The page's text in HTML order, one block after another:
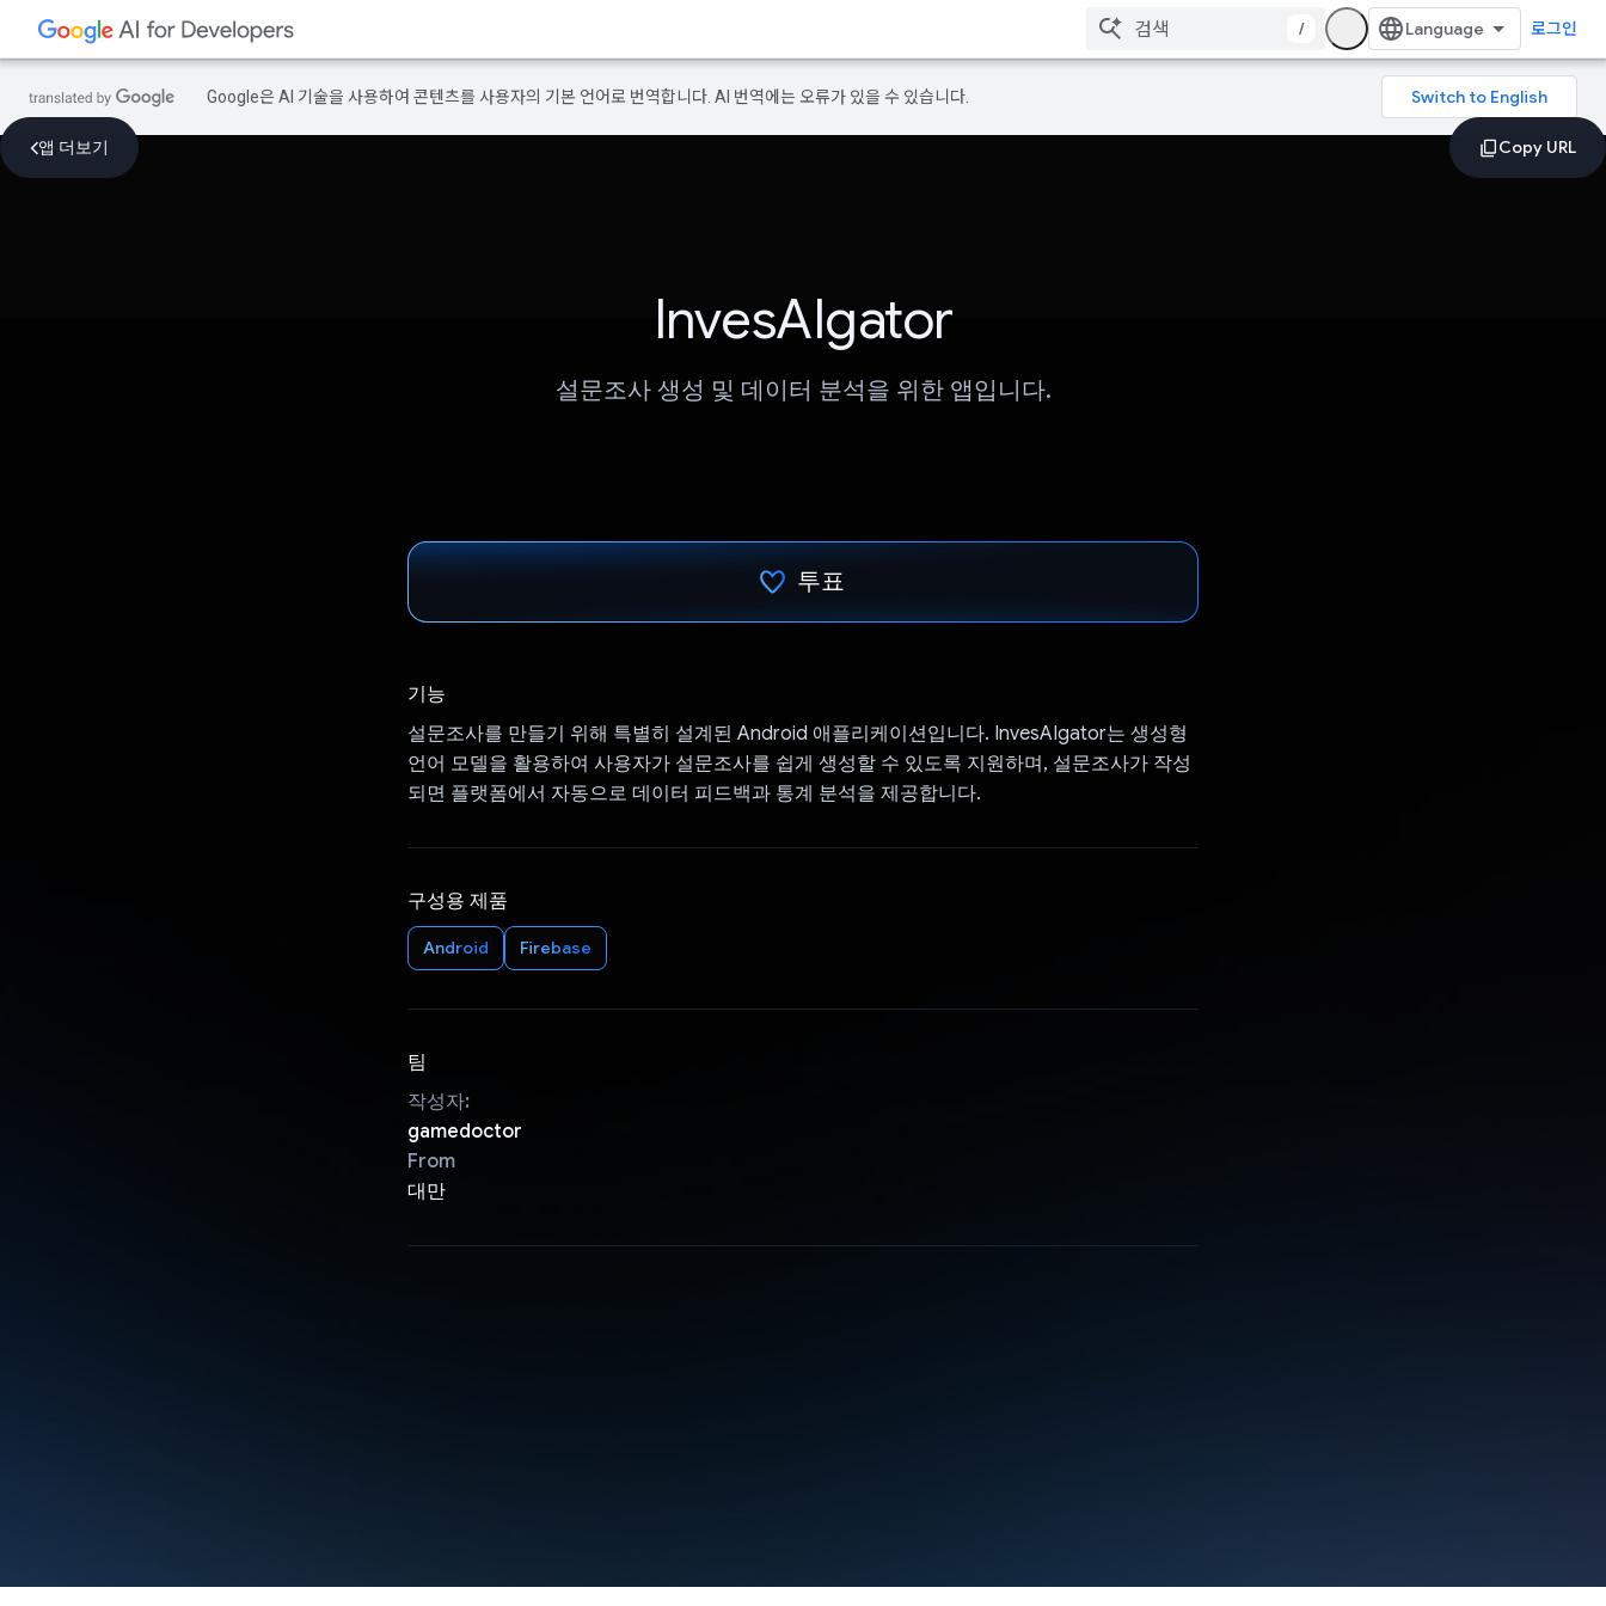
/ 로그인
Google은 AI 기술을 사용하여 콘텐츠를 사용자의 기본 언어로 번역합니다. AI 번역에는 오류가 있을 수 있습니다.
앱 더보기
InvesAIgator
설문조사 생성 및 데이터 분석을 위한 앱입니다.
투표
기능
설문조사를 만들기 위해 특별히 설계된 Android 애플리케이션입니다. InvesAIgator는 생성형
언어 모델을 활용하여 사용자가 설문조사를 쉽게 생성할 수 있도록 지원하며, 설문조사가 작성
되면 플랫폼에서 자동으로 데이터 피드백과 통계 분석을 제공합니다.
구성용 제품
Android Firebase
팀
작성자:
gamedoctor
From
대만